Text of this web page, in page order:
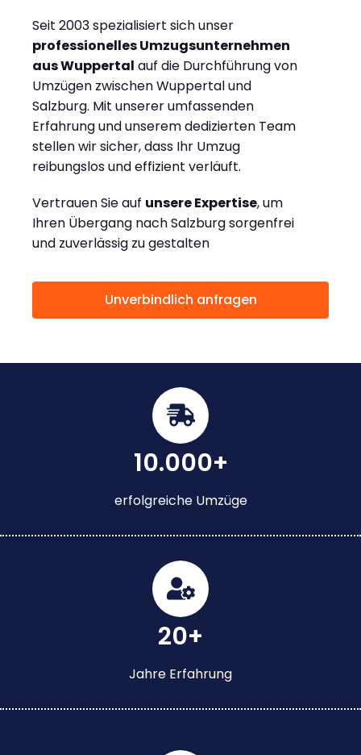
Seit 2003 spezialisiert sich unser
professionelles Umzugsunternehmen
aus Wuppertal auf die Durchführung von
Umzügen zwischen Wuppertal und
Salzburg. Mit unserer umfassenden
Erfahrung und unserem dedizierten Team
stellen wir sicher, dass Ihr Umzug
reibungslos und effizient verläuft.
Vertrauen Sie auf unsere Expertise, um
Ihren Übergang nach Salzburg sorgenfrei
und zuverlässig zu gestalten
Unverbindlich anfragen
10.000+
erfolgreiche Umzüge
20+
Jahre Erfahrung